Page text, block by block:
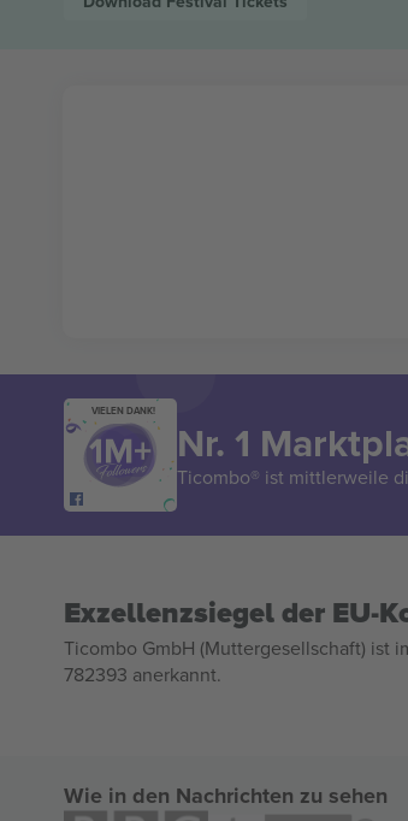
VIELEN DANK!
Nr. 1
Ticombo® ist mittlerweile
Exzellenzsiegel der EU-
Ticombo GmbH (Muttergesellschaft) ist
782393 anerkannt.
Wie in den Nachrichten zu sehen